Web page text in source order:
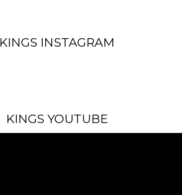
KINGS INSTAGRAM
KINGS YOUTUBE